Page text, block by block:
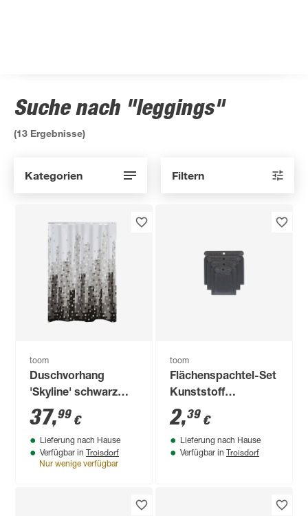
Suche nach "leggings"
(13 Ergebnisse)
Kategorien Filtern
toom
Duschvorhang
'Skyline' schwarz
180 x 200 cm
37,99 €
Lieferung nach Hause
Verfügbar in Troisdorf
Nur wenige verfügbar
toom
Flächenspachtel-Set
Kunststoff
5/7,5/10/12 cm 4-
teilig
2,39 €
Lieferung nach Hause
Verfügbar in Troisdorf